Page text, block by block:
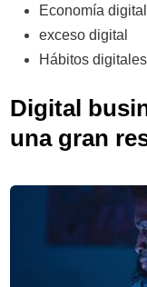
Economía digital
exceso digital
Hábitos digitales
Digital
una gran